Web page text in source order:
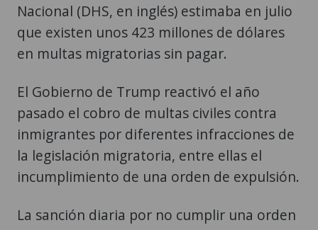
Nacional (DHS, en inglés) estimaba en julio
que existen unos 423 millones de dólares
en multas migratorias sin pagar.
El Gobierno de Trump reactivó el año
pasado el cobro de multas civiles contra
inmigrantes por diferentes infracciones de
la legislación migratoria, entre ellas el
incumplimiento de una orden de expulsión.
La sanción diaria por no cumplir una orden